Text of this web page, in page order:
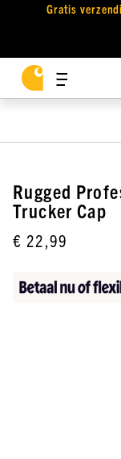
Gratis
Rugged
Trucker Cap
€ 22,99